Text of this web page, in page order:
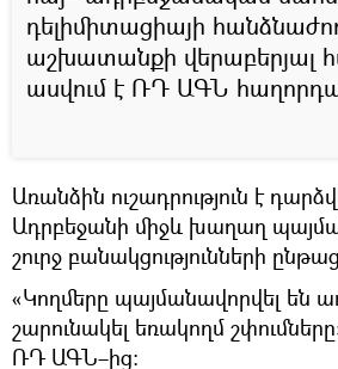
դելիմիտացիայի
աշխատանքի վերաբերյալ
ասվում է ՌԴ ԱԳՆ
Առանձին ուշադրություն է
Ադրբեջանի միջև խաղաղ
շուրջ բանակցությունների
«Կողմերը պայմանավորվել են
շարունակել եռակողմ
ՌԴ ԱԳՆ–ից։